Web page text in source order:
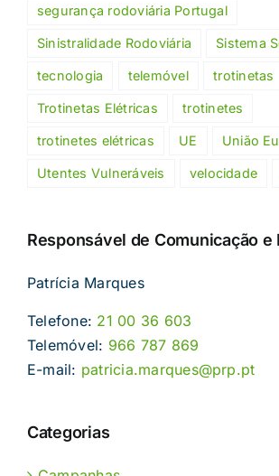
segurança rodoviária Portugal
Sinistralidade Rodoviária Sistema
tecnologia telemóvel trotinetas
Trotinetas Elétricas trotinetes
trotinetes elétricas UE União
Utentes Vulneráveis velocidade
Responsável de Comunicação e
Patrícia Marques
Telefone: 21 00 36 603
Telemóvel: 966 787 869
E-mail: patricia.marques@prp.pt
Categorias